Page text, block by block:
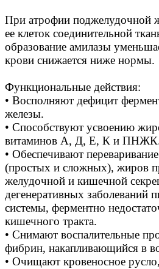
При атрофии поджелудочной
ее клеток соединительной
образование амилазы
крови снижается ниже нормы.
Функциональные действия:
• Восполняют дефицит
железы.
• Способствуют усвоению
витаминов А, Д, Е, К и
• Обеспечивают
(простых и сложных), жиров
желудочной и кишечной
дегенеративных заболеваний
системы, ферментно
кишечного тракта.
• Снимают воспалительные
фибрин, накапливающийся в
• Очищают кровеносное